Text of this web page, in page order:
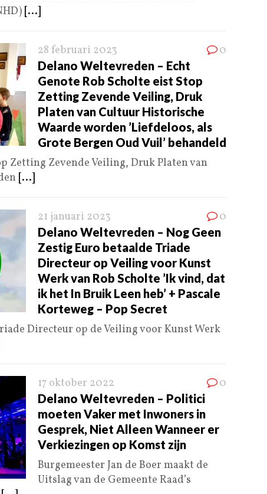
[...]
28 februari 2023 0
Delano Weltevreden – Echt
Genote Rob Scholte eist Stop
Zetting Zevende Veiling, Druk
Platen van Cultuur Historische
Waarde worden ’Liefdeloos, als
Grote Bergen Oud Vuil’ behandeld
Zetting Zevende Veiling, Druk Platen van
[...]
21 januari 2023 0
Delano Weltevreden – Nog Geen
Zestig Euro betaalde Triade
Directeur op Veiling voor Kunst
Werk van Rob Scholte ’Ik vind, dat
ik het In Bruik Leen heb’ + Pascale
Korteweg – Pop Secret
Directeur op de Veiling voor Kunst Werk
17 oktober 2022 0
Delano Weltevreden – Politici
moeten Vaker met Inwoners in
Gesprek, Niet Alleen Wanneer er
Verkiezingen op Komst zijn
Burgemeester Jan de Boer maakt de
Uitslag van de Gemeente Raad’s